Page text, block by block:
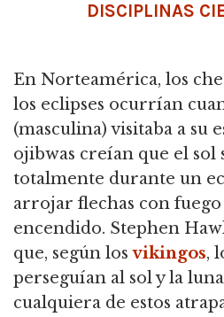
DISCIPLINAS
En Norteamérica, los
los eclipses ocurrían
(masculina) visitaba a su
ojibwas creían que el sol
totalmente durante un
arrojar flechas con
encendido. Stephen
que, según losvikingos,
perseguían al sol y la
cualquiera de estos